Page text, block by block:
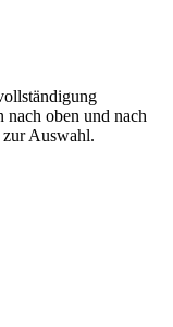
nach oben und nach
Auswahl.